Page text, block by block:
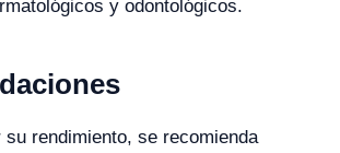
y odontológicos.
rendimiento, se recomienda